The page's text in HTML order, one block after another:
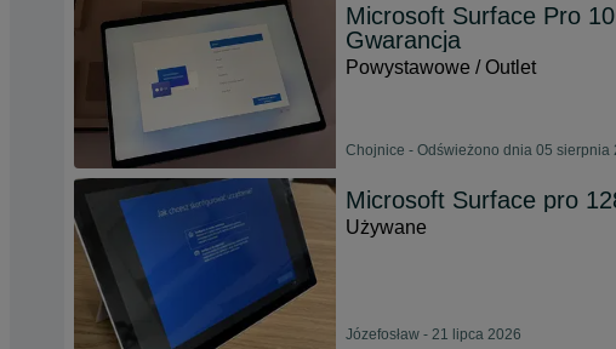
Microsoft Surface Pro
Gwarancja
Powystawowe / Outlet
Chojnice - Odświeżono dnia 05 sierpnia
Microsoft Surface pro
Używane
Józefosław - 21 lipca 2026